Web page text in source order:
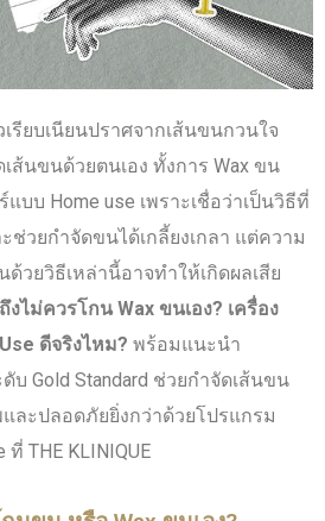
รียบเนียนปราศจากเส้นขนกวนใจ
ส้นขนด้วยตนเอง ทั้งการ Wax ขน
แบบ Home use เพราะเชื่อว่าเป็นวิธีที่
ช่วยกำจัดขนได้เกลี้ยงเกลา แต่ความ
วยวิธีเหล่านี้อาจทำให้เกิดผลเสีย
งไม่ควรโกน Wax ขนเอง? เครื่อง
ดีจริงไหม? พร้อมแนะนำ
บ Gold Standard ช่วยกำจัดเส้นขน
ละปลอดภัยยิ่งกว่าด้วยโปรแกรม
ที่ THE KLINIQUE